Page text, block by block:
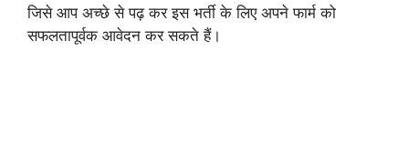
जिसे आप अच्छे से पढ़ कर इस भर्ती के लिए अपने फार्म को
सफलतापूर्वक आवेदन कर सकते हैं।